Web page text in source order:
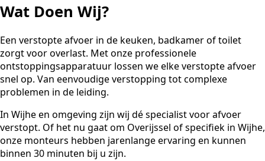
Wat Doen Wij?
Een verstopte afvoer in de keuken, badkamer of toilet
zorgt voor overlast. Met onze professionele
ontstoppingsapparatuur lossen we elke verstopte afvoer
snel op. Van eenvoudige verstopping tot complexe
problemen in de leiding.
In Wijhe en omgeving zijn wij dé specialist voor afvoer
verstopt. Of het nu gaat om Overijssel of specifiek in Wijhe,
onze monteurs hebben jarenlange ervaring en kunnen
binnen 30 minuten bij u zijn.